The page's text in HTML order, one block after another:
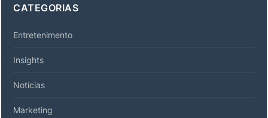
CATEGORIAS
Entretenimento
Insights
Notícias
Marketing